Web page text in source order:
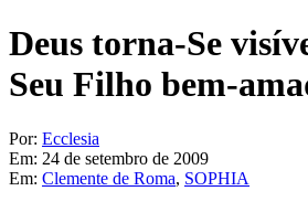
Deus torna-Se
Seu Filho bem-
Por: Ecclesia
Em: 24 de setembro de 2009
Em: Clemente de Roma, SOPHIA